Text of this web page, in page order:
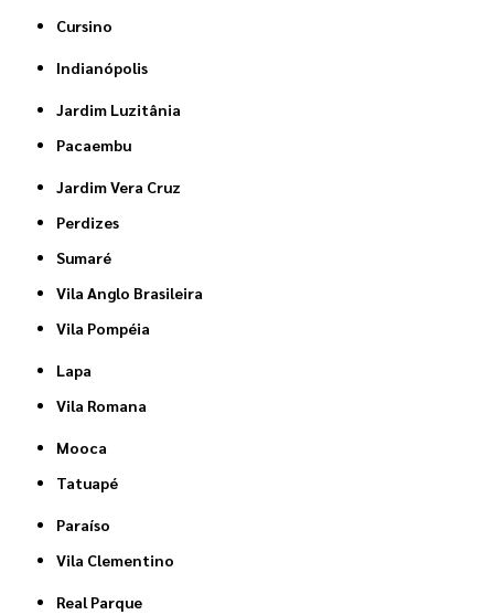
Cursino
Indianópolis
Jardim Luzitânia
Pacaembu
Jardim Vera Cruz
Perdizes
Sumaré
Vila Anglo Brasileira
Vila Pompéia
Lapa
Vila Romana
Mooca
Tatuapé
Paraíso
Vila Clementino
Real Parque